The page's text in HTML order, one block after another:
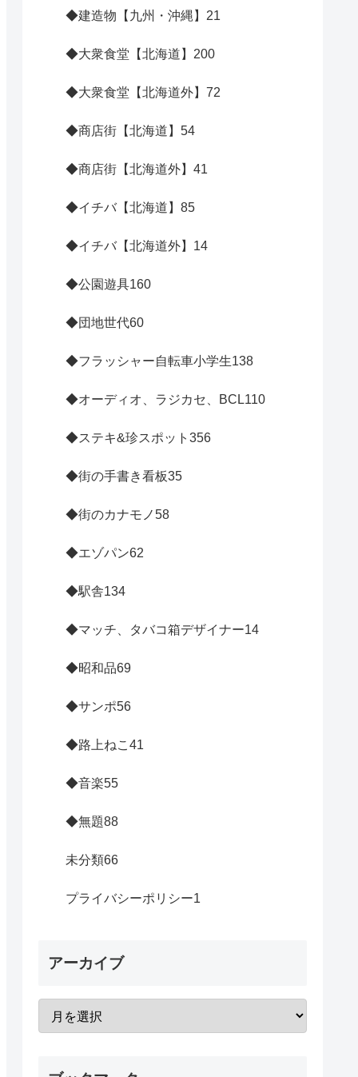
◆建造物【九州・沖縄】 21
◆大衆食堂【北海道】 200
◆大衆食堂【北海道外】 72
◆商店街【北海道】 54
◆商店街【北海道外】 41
◆イチバ【北海道】 85
◆イチバ【北海道外】 14
◆公園遊具160
◆団地世代60
◆フラッシャー自転車小学生138
◆オーディオ、ラジカセ、BCL110
◆ステキ&珍スポット 356
◆街の手書き看板35
◆街のカナモノ58
◆エゾパン62
◆駅舎134
◆マッチ、タバコ箱デザイナー14
◆昭和品69
◆サンポ56
◆路上ねこ 41
◆音楽55
◆無題88
未分類66
プライバシーポリシー1
アーカイブ